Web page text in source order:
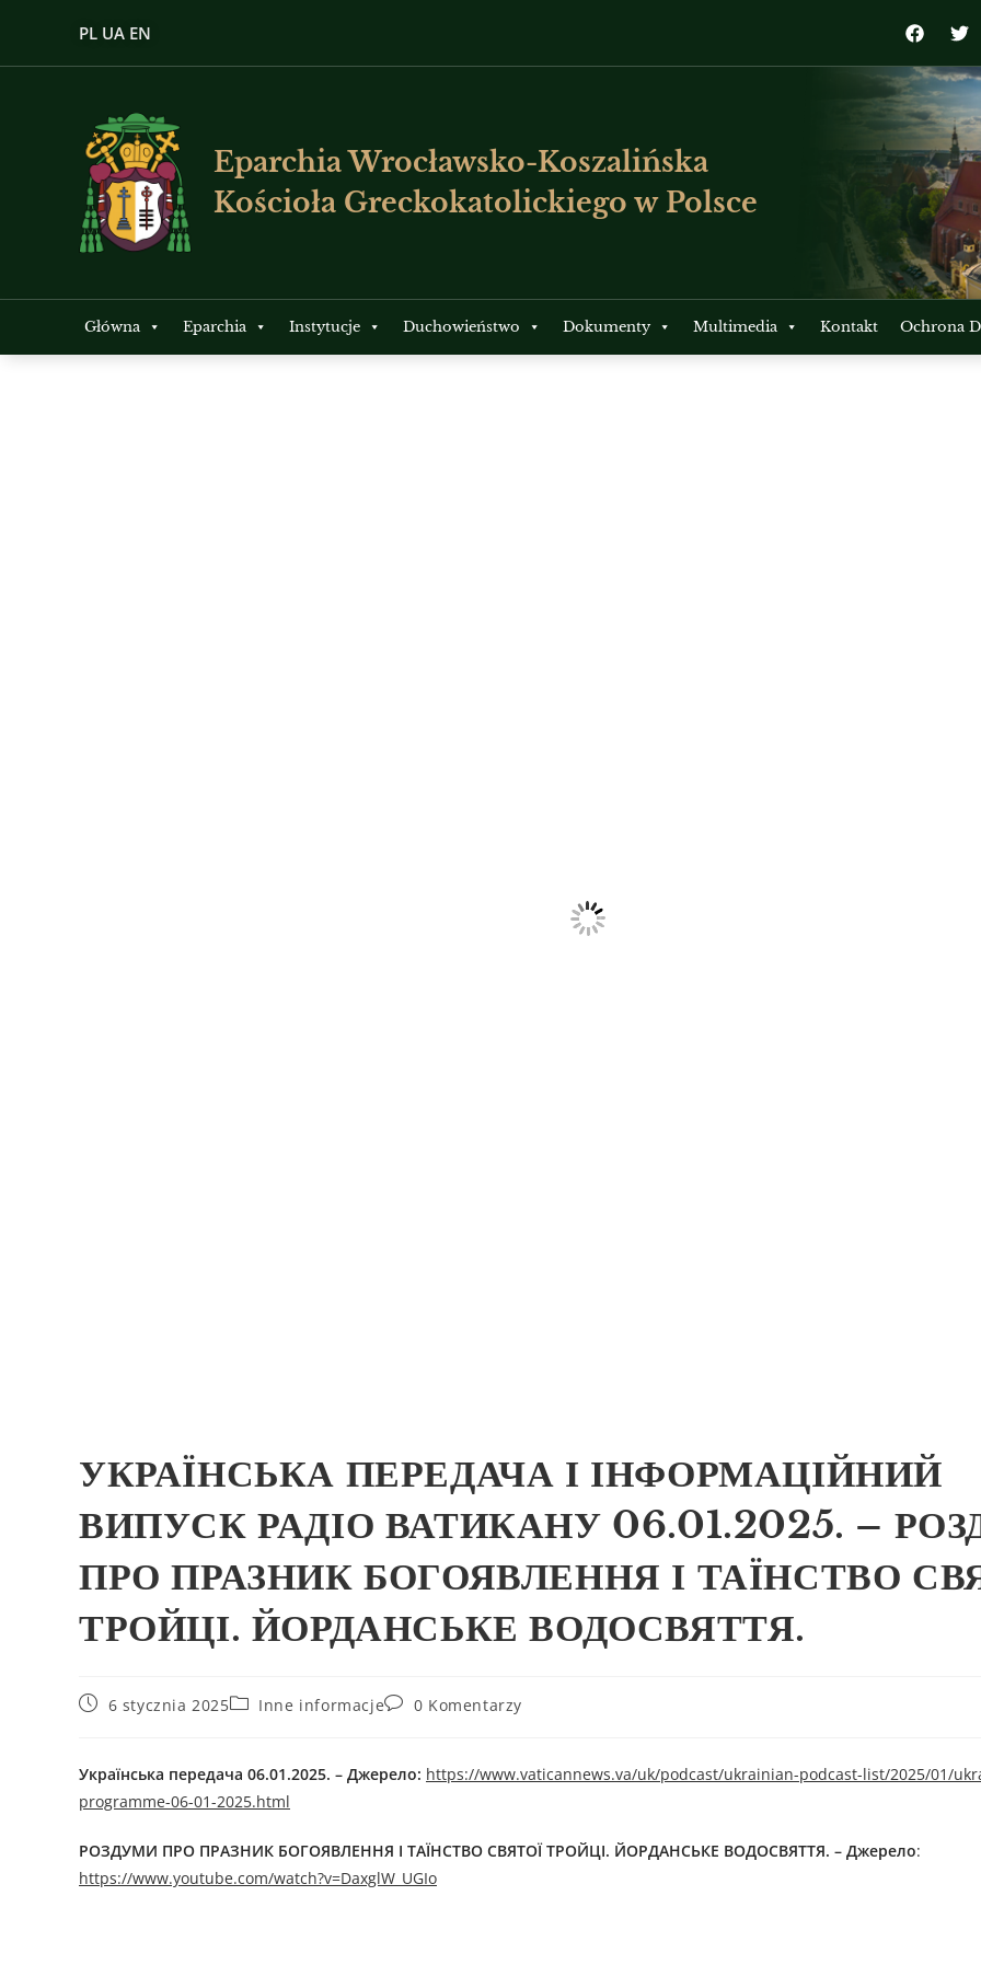
PL UA EN
Eparchia Wrocławsko-Koszalińska
Kościoła Greckokatolickiego w Polsce
Główna Eparchia Instytucje Duchowieństwo Dokumenty Multimedia Kontakt Ochrona
УКРАЇНСЬКА ПЕРЕДАЧА І ІНФОРМАЦІЙНИЙ
ВИПУСК РАДІО ВАТИКАНУ 06.01.2025. –
ПРО ПРАЗНИК БОГОЯВЛЕННЯ І ТАЇНСТВО
ТРОЙЦІ. ЙОРДАНСЬКЕ ВОДОСВЯТТЯ.
6 stycznia 2025 Inne informacje 0 Komentarzy
Українська передача 06.01.2025. – Джерелo: https://www.vaticannews.va/uk/podcast/ukrainian-podcast-list/2025/01/
programme-06-01-2025.html
РОЗДУМИ ПРО ПРАЗНИК БОГОЯВЛЕННЯ І ТАЇНСТВО СВЯТОЇ ТРОЙЦІ. ЙОРДАНСЬКЕ ВОДОСВЯТТЯ. – Джерелo:
https://www.youtube.com/watch?v=DaxglW_UGIo